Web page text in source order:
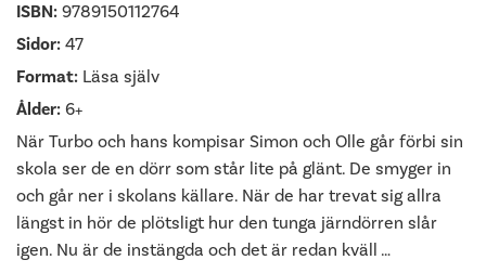
ISBN: 9789150112764
Sidor: 47
Format: Läsa själv
Ålder: 6+
När Turbo och hans kompisar Simon och Olle går förbi sin
skola ser de en dörr som står lite på glänt. De smyger in
och går ner i skolans källare. När de har trevat sig allra
längst in hör de plötsligt hur den tunga järndörren slår
igen. Nu är de instängda och det är redan kväll …